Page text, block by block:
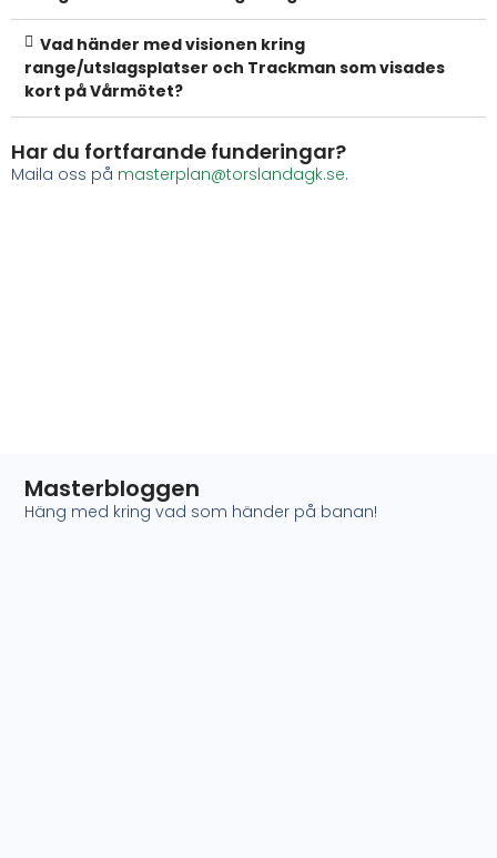
Vad händer med visionen kring
range/utslagsplatser och Trackman som visades
kort på Vårmötet?
Har du fortfarande funderingar?
Maila oss på masterplan@torslandagk.se.
Masterbloggen
Häng med kring vad som händer på banan!